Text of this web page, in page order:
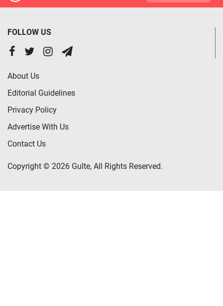
FOLLOW US
About Us
Editorial Guidelines
Privacy Policy
Advertise With Us
Contact Us
Copyright © 2026 Gulte, All Rights Reserved.